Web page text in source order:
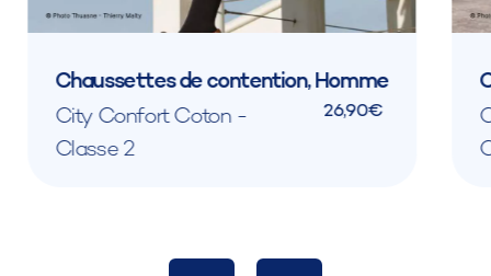
Chaussettes de contention, Homme
City Confort Coton -
Classe 2
26,90€